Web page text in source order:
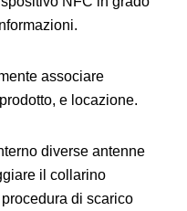
associare
e locazione.
diverse antenne
il collarino
di scarico